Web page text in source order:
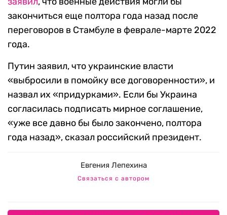
закончиться еще полтора года назад после
переговоров в Стамбуле в феврале-марте 2022
года.
Путин заявил, что украинские власти
«выбросили в помойку все договоренности», и
назвал их «придурками». Если бы Украина
согласилась подписать мирное соглашение,
«уже все давно бы было закончено, полтора
года назад», сказал российский президент.
Евгения Лепехина
Связаться с автором